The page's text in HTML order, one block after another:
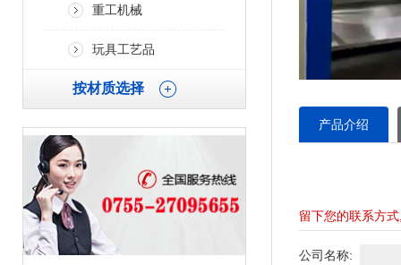
重工机械
玩具工艺品
按材质选择
产品介绍
留下您的联系方
公司名称: